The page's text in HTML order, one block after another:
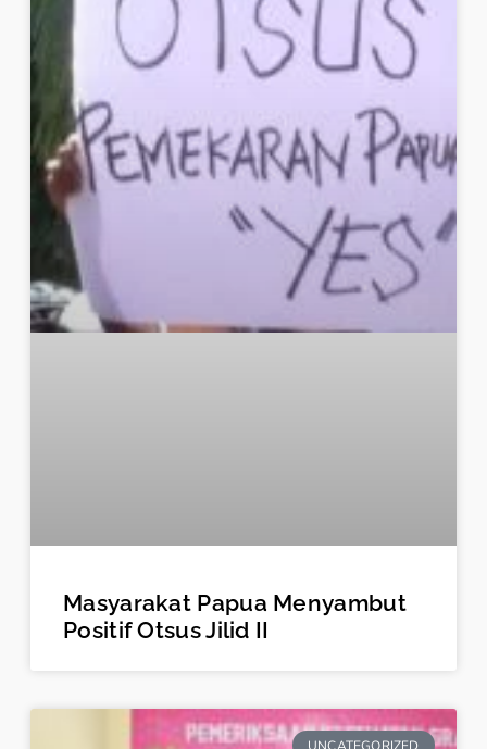
Masyarakat Papua Menyambut
Positif Otsus Jilid II
UNCATEGORIZED